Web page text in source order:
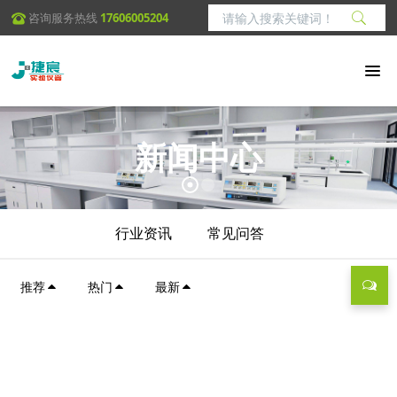
咨询服务热线 17606005204
新闻中心
行业资讯 常见问答
推荐 热门 最新